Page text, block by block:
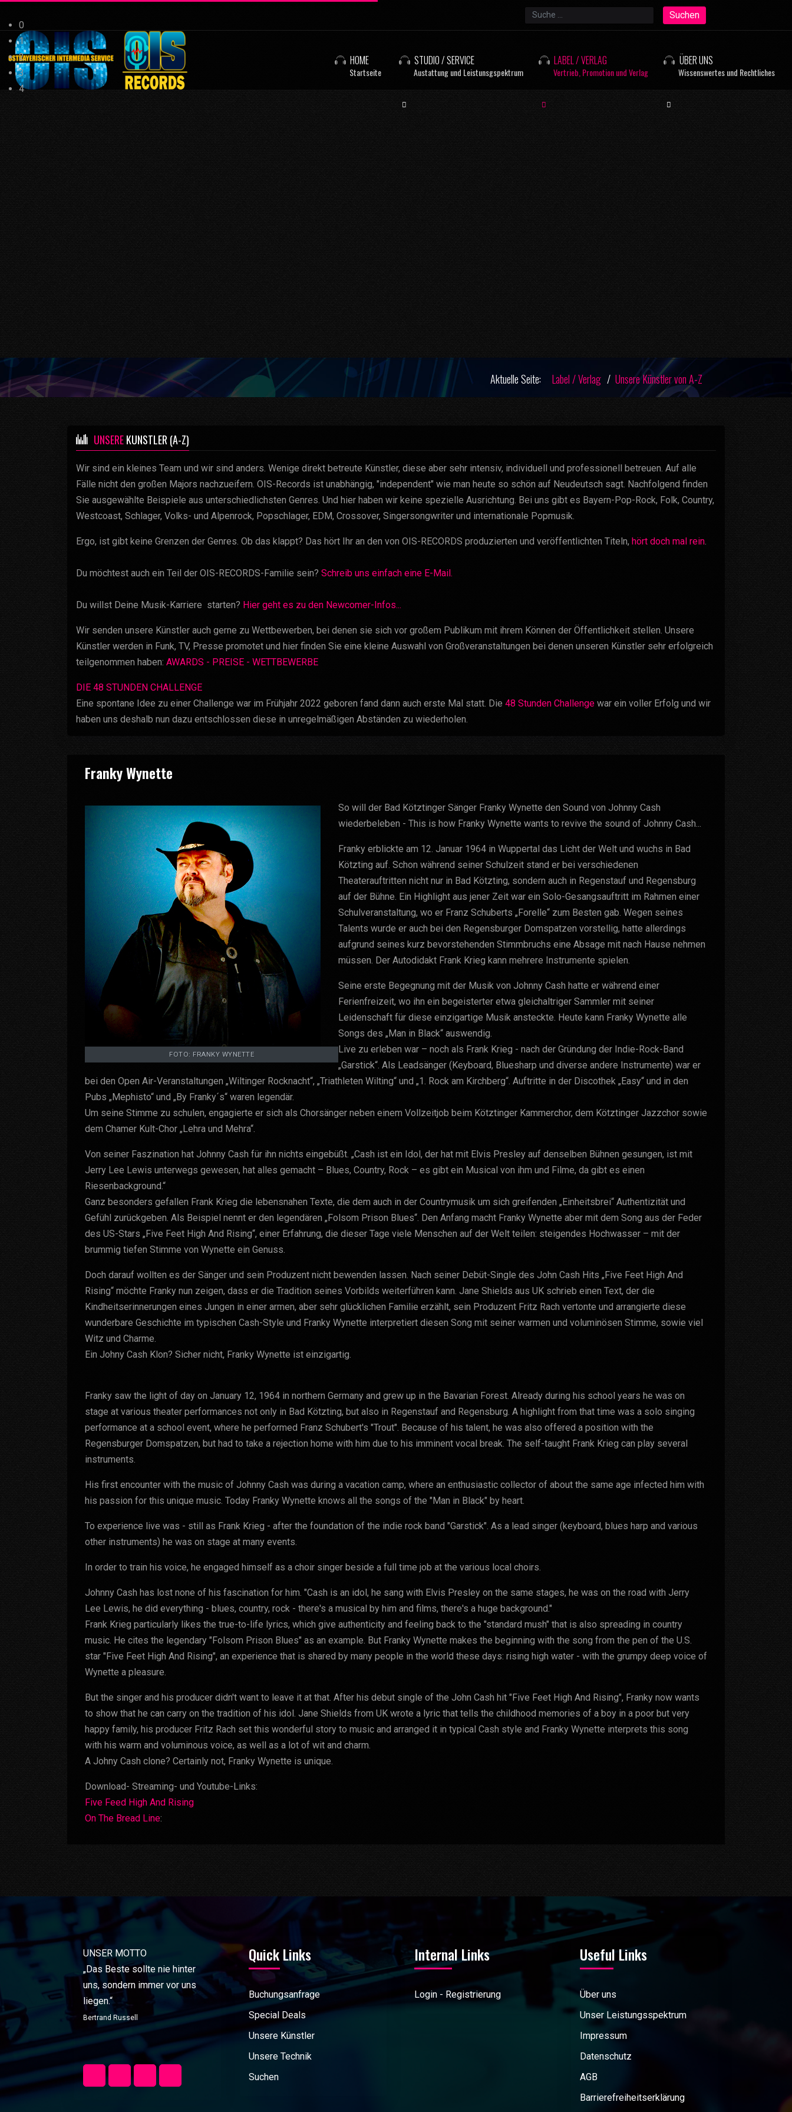
Suchen Suchen
HOME
Startseite
STUDIO / SERVICE
Austattung und Leistunsgspektrum
LABEL / VERLAG
Vertrieb, Promotion und Verlag
ÜBER UNS
Wissenswertes und Rechtliches
0
1
2
3
4
Aktuelle Seite: Label / Verlag Unsere Künstler von A-Z
UNSEREKÜNSTLER (A-Z)
Wir sind ein kleines Team und wir sind anders. Wenige direkt betreute Künstler, diese aber sehr intensiv, individuell und professionell betreuen. Auf alle
Fälle nicht den großen Majors nachzueifern. OIS-Records ist unabhängig, "independent" wie man heute so schön auf Neudeutsch sagt. Nachfolgend finden
Sie ausgewählte Beispiele aus unterschiedlichsten Genres. Und hier haben wir keine spezielle Ausrichtung. Bei uns gibt es Bayern-Pop-Rock, Folk, Country,
Westcoast, Schlager, Volks- und Alpenrock, Popschlager, EDM, Crossover, Singersongwriter und internationale Popmusik.
Ergo, ist gibt keine Grenzen der Genres. Ob das klappt? Das hört Ihr an den von OIS-RECORDS produzierten und veröffentlichten Titeln, hört doch mal rein.
Du möchtest auch ein Teil der OIS-RECORDS-Familie sein? Schreib uns einfach eine E-Mail.
Du willst Deine Musik-Karriere starten? Hier geht es zu den Newcomer-Infos...
Wir senden unsere Künstler auch gerne zu Wettbewerben, bei denen sie sich vor großem Publikum mit ihrem Können der Öffentlichkeit stellen. Unsere
Künstler werden in Funk, TV, Presse promotet und hier finden Sie eine kleine Auswahl von Großveranstaltungen bei denen unseren Künstler sehr erfolgreich
teilgenommen haben: AWARDS - PREISE - WETTBEWERBE
DIE 48 STUNDEN CHALLENGE
Eine spontane Idee zu einer Challenge war im Frühjahr 2022 geboren fand dann auch erste Mal statt. Die 48 Stunden Challenge war ein voller Erfolg und wir
haben uns deshalb nun dazu entschlossen diese in unregelmäßigen Abständen zu wiederholen.
Franky Wynette
FOTO: FRANKY WYNETTE
So will der Bad Kötztinger Sänger Franky Wynette den Sound von Johnny Cash
wiederbeleben - This is how Franky Wynette wants to revive the sound of Johnny Cash...
Franky erblickte am 12. Januar 1964 in Wuppertal das Licht der Welt und wuchs in Bad
Kötzting auf. Schon während seiner Schulzeit stand er bei verschiedenen
Theaterauftritten nicht nur in Bad Kötzting, sondern auch in Regenstauf und Regensburg
auf der Bühne. Ein Highlight aus jener Zeit war ein Solo-Gesangsauftritt im Rahmen einer
Schulveranstaltung, wo er Franz Schuberts „Forelle“ zum Besten gab. Wegen seines
Talents wurde er auch bei den Regensburger Domspatzen vorstellig, hatte allerdings
aufgrund seines kurz bevorstehenden Stimmbruchs eine Absage mit nach Hause nehmen
müssen. Der Autodidakt Frank Krieg kann mehrere Instrumente spielen.
Seine erste Begegnung mit der Musik von Johnny Cash hatte er während einer
Ferienfreizeit, wo ihn ein begeisterter etwa gleichaltriger Sammler mit seiner
Leidenschaft für diese einzigartige Musik ansteckte. Heute kann Franky Wynette alle
Songs des „Man in Black“ auswendig.
Live zu erleben war – noch als Frank Krieg - nach der Gründung der Indie-Rock-Band
„Garstick“. Als Leadsänger (Keyboard, Bluesharp und diverse andere Instrumente) war er
bei den Open Air-Veranstaltungen „Wiltinger Rocknacht“, „Triathleten Wilting“ und „1. Rock am Kirchberg“. Auftritte in der Discothek „Easy“ und in den
Pubs „Mephisto“ und „By Franky´s“ waren legendär.
Um seine Stimme zu schulen, engagierte er sich als Chorsänger neben einem Vollzeitjob beim Kötztinger Kammerchor, dem Kötztinger Jazzchor sowie
dem Chamer Kult-Chor „Lehra und Mehra“.
Von seiner Faszination hat Johnny Cash für ihn nichts eingebüßt. „Cash ist ein Idol, der hat mit Elvis Presley auf denselben Bühnen gesungen, ist mit
Jerry Lee Lewis unterwegs gewesen, hat alles gemacht – Blues, Country, Rock – es gibt ein Musical von ihm und Filme, da gibt es einen
Riesenbackground.“
Ganz besonders gefallen Frank Krieg die lebensnahen Texte, die dem auch in der Countrymusik um sich greifenden „Einheitsbrei“ Authentizität und
Gefühl zurückgeben. Als Beispiel nennt er den legendären „Folsom Prison Blues“. Den Anfang macht Franky Wynette aber mit dem Song aus der Feder
des US-Stars „Five Feet High And Rising“, einer Erfahrung, die dieser Tage viele Menschen auf der Welt teilen: steigendes Hochwasser – mit der
brummig tiefen Stimme von Wynette ein Genuss.
Doch darauf wollten es der Sänger und sein Produzent nicht bewenden lassen. Nach seiner Debüt-Single des John Cash Hits „Five Feet High And
Rising“ möchte Franky nun zeigen, dass er die Tradition seines Vorbilds weiterführen kann. Jane Shields aus UK schrieb einen Text, der die
Kindheitserinnerungen eines Jungen in einer armen, aber sehr glücklichen Familie erzählt, sein Produzent Fritz Rach vertonte und arrangierte diese
wunderbare Geschichte im typischen Cash-Style und Franky Wynette interpretiert diesen Song mit seiner warmen und voluminösen Stimme, sowie viel
Witz und Charme.
Ein Johny Cash Klon? Sicher nicht, Franky Wynette ist einzigartig.
Franky saw the light of day on January 12, 1964 in northern Germany and grew up in the Bavarian Forest. Already during his school years he was on
stage at various theater performances not only in Bad Kötzting, but also in Regenstauf and Regensburg. A highlight from that time was a solo singing
performance at a school event, where he performed Franz Schubert's "Trout". Because of his talent, he was also offered a position with the
Regensburger Domspatzen, but had to take a rejection home with him due to his imminent vocal break. The self-taught Frank Krieg can play several
instruments.
His first encounter with the music of Johnny Cash was during a vacation camp, where an enthusiastic collector of about the same age infected him with
his passion for this unique music. Today Franky Wynette knows all the songs of the "Man in Black" by heart.
To experience live was - still as Frank Krieg - after the foundation of the indie rock band "Garstick". As a lead singer (keyboard, blues harp and various
other instruments) he was on stage at many events.
In order to train his voice, he engaged himself as a choir singer beside a full time job at the various local choirs.
Johnny Cash has lost none of his fascination for him. "Cash is an idol, he sang with Elvis Presley on the same stages, he was on the road with Jerry
Lee Lewis, he did everything - blues, country, rock - there's a musical by him and films, there's a huge background."
Frank Krieg particularly likes the true-to-life lyrics, which give authenticity and feeling back to the "standard mush" that is also spreading in country
music. He cites the legendary "Folsom Prison Blues" as an example. But Franky Wynette makes the beginning with the song from the pen of the U.S.
star "Five Feet High And Rising", an experience that is shared by many people in the world these days: rising high water - with the grumpy deep voice of
Wynette a pleasure.
But the singer and his producer didn't want to leave it at that. After his debut single of the John Cash hit "Five Feet High And Rising", Franky now wants
to show that he can carry on the tradition of his idol. Jane Shields from UK wrote a lyric that tells the childhood memories of a boy in a poor but very
happy family, his producer Fritz Rach set this wonderful story to music and arranged it in typical Cash style and Franky Wynette interprets this song
with his warm and voluminous voice, as well as a lot of wit and charm.
A Johny Cash clone? Certainly not, Franky Wynette is unique.
Download- Streaming- und Youtube-Links:
Five Feed High And Rising
On The Bread Line:
UNSER MOTTO
„Das Beste sollte nie hinter
uns, sondern immer vor uns
liegen.“
Bertrand Russell
Quick Links
Buchungsanfrage
Special Deals
Unsere Künstler
Unsere Technik
Suchen
Internal Links
Login - Registrierung
Useful Links
Über uns
Unser Leistungsspektrum
Impressum
Datenschutz
AGB
Barrierefreiheitserklärung